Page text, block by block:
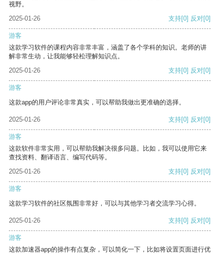
视野。
2025-01-26
支持[0] 反对[0]
游客
这款学习软件的课程内容非常丰富，涵盖了各个学科的知识。老师的讲
解非常生动，让我能够轻松理解知识点。
2025-01-26
支持[0] 反对[0]
游客
这款app的用户评论非常真实，可以帮助我做出更准确的选择。
2025-01-26 支持[0] 反对[0]
游客
这款软件非常实用，可以帮助我解决很多问题。比如，我可以使用它来
查找资料、翻译语言、编写代码等。
2025-01-26
支持[0] 反对[0]
游客
这款学习软件的社区氛围非常好，可以与其他学习者交流学习心得。
2025-01-26 支持[0] 反对[0]
游客
这款加速器app的操作有点复杂，可以简化一下，比如将设置页面进行优